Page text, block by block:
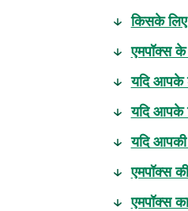
किसके
एमपॉक्स के
यदि आपके
यदि आपके
यदि
एमपॉक्स
एमपॉक्स